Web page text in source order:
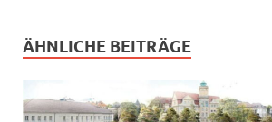
ÄHNLICHE BEITRÄGE